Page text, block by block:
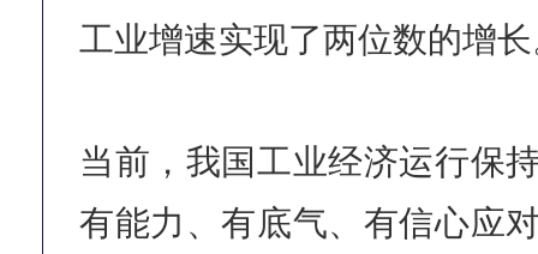
工业增速实现了两位数的增
当前，我国工业经济运行保
有能力、有底气、有信心应